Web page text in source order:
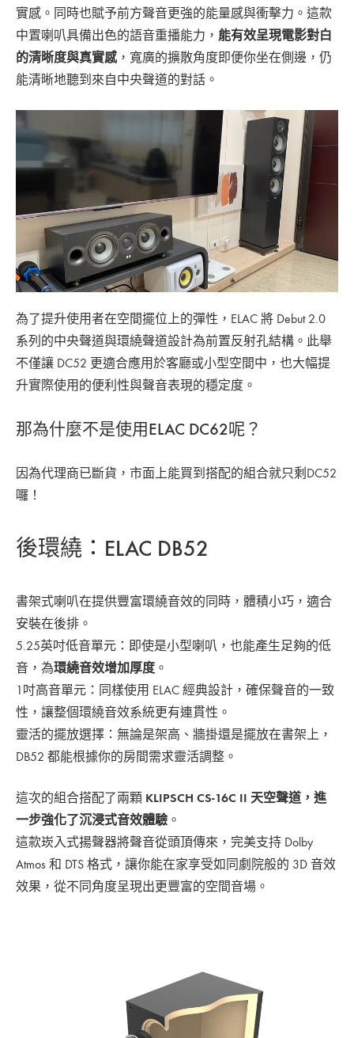
實感。同時也賦予前方聲音更強的能量感與衝擊力。這款
中置喇叭具備出色的語音重播能力， 能有效呈現電影對白
的清晰度與真實感，寬廣的擴散角度即便你坐在側邊，仍
能清晰地聽到來自中央聲道的對話。
為了提升使用者在空間擺位上的彈性，ELAC 將 Debut 2.0
系列的中央聲道與環繞聲道設計為前置反射孔結構。此舉
不僅讓 DC52 更適合應用於客廳或小型空間中，也大幅提
升實際使用的便利性與聲音表現的穩定度。
那為什麼不是使用ELAC DC62呢？
因為代理商已斷貨，市面上能買到搭配的組合就只剩DC52
囉！
後環繞：ELAC DB52
書架式喇叭在提供豐富環繞音效的同時，體積小巧，適合
安裝在後排。
5.25英吋低音單元：即使是小型喇叭，也能產生足夠的低
音，為環繞音效增加厚度 。
1吋高音單元：同樣使用 ELAC 經典設計，確保聲音的一致
性，讓整個環繞音效系統更有連貫性。
靈活的擺放選擇：無論是架高、牆掛還是擺放在書架上，
DB52 都能根據你的房間需求靈活調整。
這次的組合搭配了兩顆 KLIPSCH CS-16C II 天空聲道，進
一步強化了沉浸式音效體驗 。
這款崁入式揚聲器將聲音從頭頂傳來，完美支持 Dolby
Atmos 和 DTS 格式，讓你能在家享受如同劇院般的 3D 音效
效果，從不同角度呈現出更豐富的空間音場。